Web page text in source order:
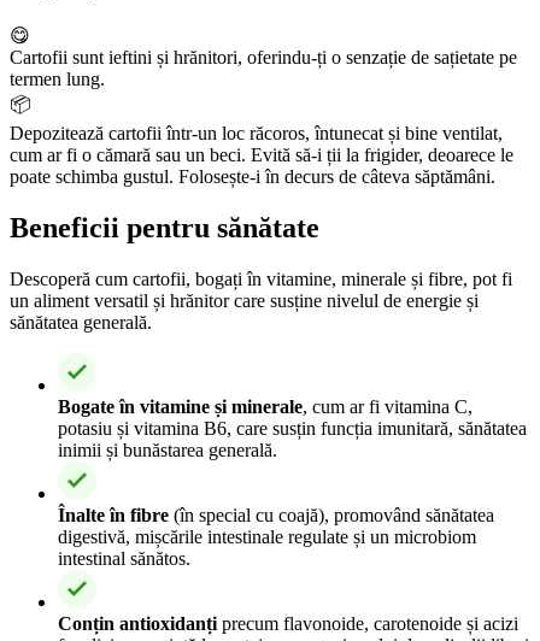
😋
Cartofii sunt ieftini și hrănitori, oferindu-ți o senzație de sațietate pe
termen lung.
📦
Depozitează cartofii într-un loc răcoros, întunecat și bine ventilat,
cum ar fi o cămară sau un beci. Evită să-i ții la frigider, deoarece le
poate schimba gustul. Folosește-i în decurs de câteva săptămâni.
Beneficii pentru sănătate
Descoperă cum cartofii, bogați în vitamine, minerale și fibre, pot fi
un aliment versatil și hrănitor care susține nivelul de energie și
sănătatea generală.
Bogate în vitamine și minerale, cum ar fi vitamina C,
potasiu și vitamina B6, care susțin funcția imunitară, sănătatea
inimii și bunăstarea generală.
Înalte în fibre (în special cu coajă), promovând sănătatea
digestivă, mișcările intestinale regulate și un microbiom
intestinal sănătos.
Conțin antioxidanți precum flavonoide, carotenoide și acizi